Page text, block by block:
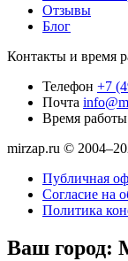
Отзывы
Блог
Контакты и время
Телефон +7
Почта
Время работы
mirzap.ru ©
Публичная
Согласие на
Политика
Ваш город: